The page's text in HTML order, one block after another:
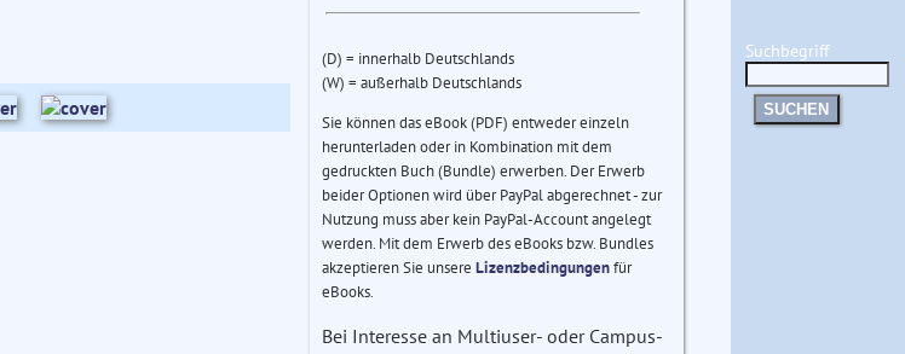
(D) = innerhalb Deutschlands
(W) = außerhalb Deutschlands
Sie können das eBook (PDF) entweder einzeln
herunterladen oder in Kombination mit dem
gedruckten Buch (Bundle) erwerben. Der Erwerb
beider Optionen wird über PayPal abgerechnet - zur
Nutzung muss aber kein PayPal-Account angelegt
werden. Mit dem Erwerb des eBooks bzw. Bundles
akzeptieren Sie unsere Lizenzbedingungenfür
eBooks.
Bei Interesse an Multiuser- oder Campus-
Suchbegriff
SUCHEN